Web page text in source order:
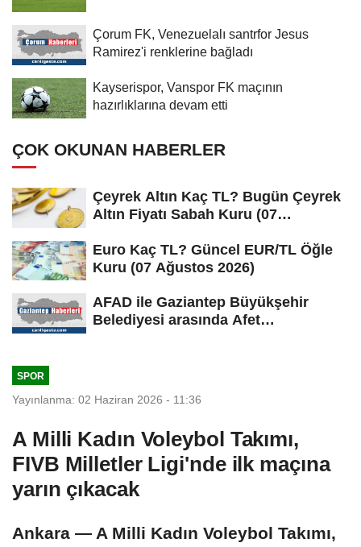
Çorum FK, Venezuelalı santrfor Jesus
Ramirez'i renklerine bağladı
Kayserispor, Vanspor FK maçının
hazırlıklarına devam etti
ÇOK OKUNAN HABERLER
Çeyrek Altın Kaç TL? Bugün Çeyrek
Altın Fiyatı Sabah Kuru (07
Euro Kaç TL? Güncel EUR/TL Öğle
Kuru (07 Ağustos 2026)
AFAD ile Gaziantep Büyükşehir
Belediyesi arasında Afet
SPOR
Yayınlanma: 02 Haziran 2026 - 11:36
A Milli Kadın Voleybol Takımı,
FIVB Milletler Ligi'nde ilk maçına
yarın çıkacak
Ankara — A Milli Kadın Voleybol Takımı,